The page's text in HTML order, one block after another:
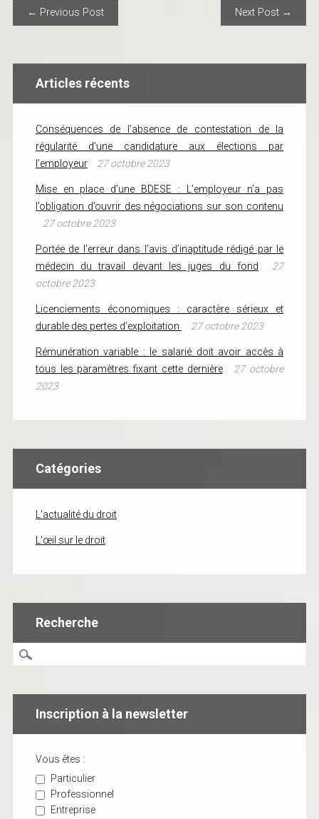
POST NAVIGATION
← Previous Post Next Post →
Articles récents
Conséquences de l’absence de contestation de la
régularité d’une candidature aux élections par
l’employeur
27 octobre 2023
Mise en place d’une BDESE : L’employeur n’a pas
l’obligation d’ouvrir des négociations sur son contenu
27 octobre 2023
Portée de l’erreur dans l’avis d’inaptitude rédigé par le
médecin du travail devant les juges du fond
27
octobre 2023
Licenciements économiques : caractère sérieux et
durable des pertes d’exploitation
27 octobre 2023
Rémunération variable : le salarié doit avoir accès à
tous les paramètres fixant cette dernière
27 octobre
2023
Catégories
L'actualité du droit
L'œil sur le droit
Recherche
Inscription à la newsletter
Vous êtes :
Particulier
Professionnel
Entreprise